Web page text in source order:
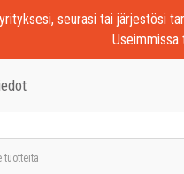
seurasi tai järjestösi
Useimmissa